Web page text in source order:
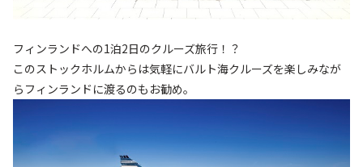
フィンランドへの1泊2日のクルーズ旅行！？
このストックホルムからは気軽にバルト海クルーズを楽しみなが
らフィンランドに渡るのもお勧め。